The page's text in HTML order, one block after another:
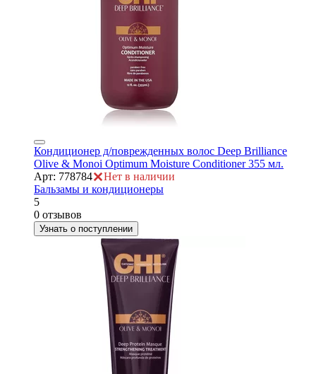
Кондиционер д/поврежденных волос Deep Brilliance
Olive & Monoi Optimum Moisture Conditioner 355 мл.
Арт: 778784
Нет в наличии
Бальзамы и кондиционеры
5
0 отзывов
Узнать о поступлении